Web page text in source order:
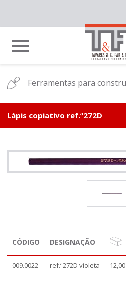
Ferramentas para
Lápis copiativo ref.ª272D
CÓDIGO DESIGNAÇÃO
009.0022 ref.ª272D violeta 12,00